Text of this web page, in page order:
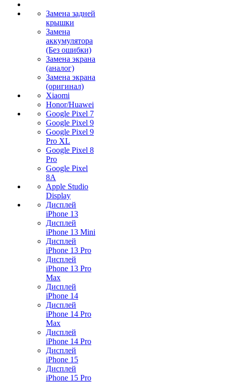
Замена задней
крышки
Замена
аккумулятора
(Без ошибки)
Замена экрана
(аналог)
Замена экрана
(оригинал)
Xiaomi
Honor/Huawei
Google Pixel 7
Google Pixel 9
Google Pixel 9
Pro XL
Google Pixel 8
Pro
Google Pixel
8A
Apple Studio
Display
Дисплей
iPhone 13
Дисплей
iPhone 13 Mini
Дисплей
iPhone 13 Pro
Дисплей
iPhone 13 Pro
Max
Дисплей
iPhone 14
Дисплей
iPhone 14 Pro
Max
Дисплей
iPhone 14 Pro
Дисплей
iPhone 15
Дисплей
iPhone 15 Pro